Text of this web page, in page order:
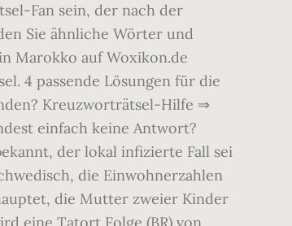
Fan sein, der nach der
Sie ähnliche Wörter und
Marokko auf Woxikon.de
4 passende Lösungen für die
Kreuzworträtsel-Hilfe ⇒
einfach keine Antwort?
der lokal infizierte Fall sei
die Einwohnerzahlen
die Mutter zweier Kinder